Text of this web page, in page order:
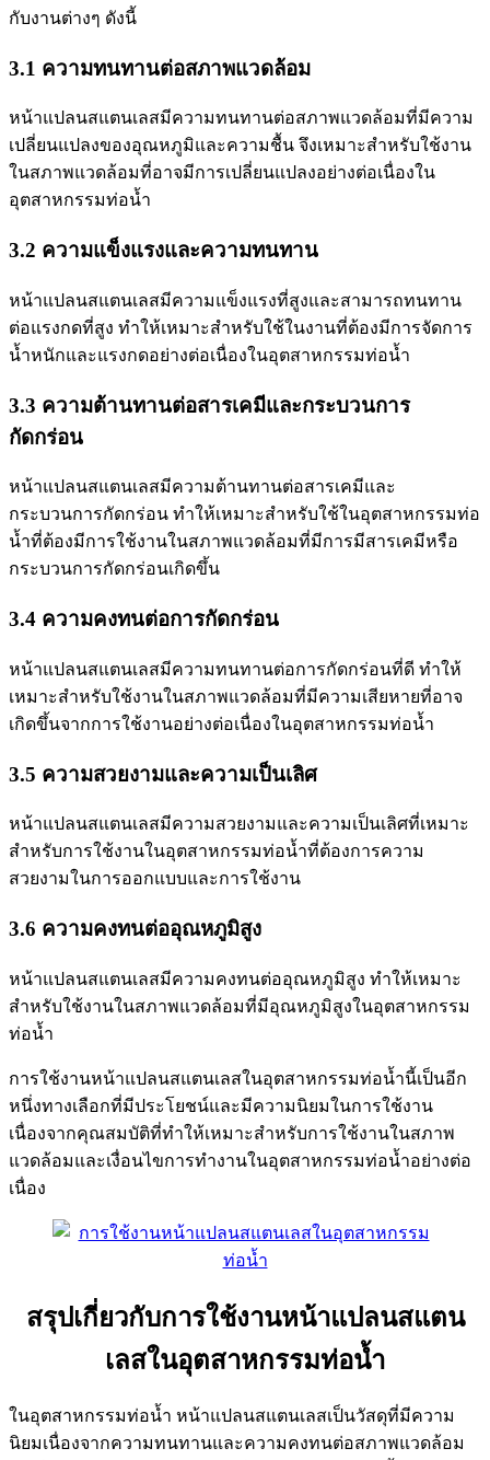
กับงานต่างๆ ดังนี้
3.1 ความทนทานต่อสภาพแวดล้อม
หน้าแปลนสแตนเลสมีความทนทานต่อสภาพแวดล้อมที่มีความ
เปลี่ยนแปลงของอุณหภูมิและความชื้น จึงเหมาะสำหรับใช้งาน
ในสภาพแวดล้อมที่อาจมีการเปลี่ยนแปลงอย่างต่อเนื่องใน
อุตสาหกรรมท่อน้ำ
3.2 ความแข็งแรงและความทนทาน
หน้าแปลนสแตนเลสมีความแข็งแรงที่สูงและสามารถทนทาน
ต่อแรงกดที่สูง ทำให้เหมาะสำหรับใช้ในงานที่ต้องมีการจัดการ
น้ำหนักและแรงกดอย่างต่อเนื่องในอุตสาหกรรมท่อน้ำ
3.3 ความต้านทานต่อสารเคมีและกระบวนการ
กัดกร่อน
หน้าแปลนสแตนเลสมีความต้านทานต่อสารเคมีและ
กระบวนการกัดกร่อน ทำให้เหมาะสำหรับใช้ในอุตสาหกรรมท่อ
น้ำที่ต้องมีการใช้งานในสภาพแวดล้อมที่มีการมีสารเคมีหรือ
กระบวนการกัดกร่อนเกิดขึ้น
3.4 ความคงทนต่อการกัดกร่อน
หน้าแปลนสแตนเลสมีความทนทานต่อการกัดกร่อนที่ดี ทำให้
เหมาะสำหรับใช้งานในสภาพแวดล้อมที่มีความเสียหายที่อาจ
เกิดขึ้นจากการใช้งานอย่างต่อเนื่องในอุตสาหกรรมท่อน้ำ
3.5 ความสวยงามและความเป็นเลิศ
หน้าแปลนสแตนเลสมีความสวยงามและความเป็นเลิศที่เหมาะ
สำหรับการใช้งานในอุตสาหกรรมท่อน้ำที่ต้องการความ
สวยงามในการออกแบบและการใช้งาน
3.6 ความคงทนต่ออุณหภูมิสูง
หน้าแปลนสแตนเลสมีความคงทนต่ออุณหภูมิสูง ทำให้เหมาะ
สำหรับใช้งานในสภาพแวดล้อมที่มีอุณหภูมิสูงในอุตสาหกรรม
ท่อน้ำ
การใช้งานหน้าแปลนสแตนเลสในอุตสาหกรรมท่อน้ำนี้เป็นอีก
หนึ่งทางเลือกที่มีประโยชน์และมีความนิยมในการใช้งาน
เนื่องจากคุณสมบัติที่ทำให้เหมาะสำหรับการใช้งานในสภาพ
แวดล้อมและเงื่อนไขการทำงานในอุตสาหกรรมท่อน้ำอย่างต่อ
เนื่อง
สรุปเกี่ยวกับการใช้งานหน้าแปลนสแตน
เลสในอุตสาหกรรมท่อน้ำ
ในอุตสาหกรรมท่อน้ำ หน้าแปลนสแตนเลสเป็นวัสดุที่มีความ
นิยมเนื่องจากความทนทานและความคงทนต่อสภาพแวดล้อม